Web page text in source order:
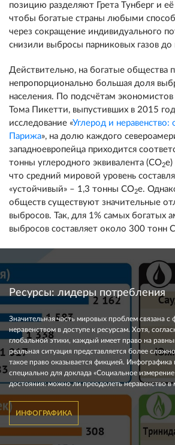
позицию разделяют Грета Тунберг и
чтобы богатые страны любыми
через сокращение индивидуального
снизили выбросы парниковых газов до
Действительно, на богатые общества
непропорционально большая доля
населения. По подсчётам
Тома Пикетти, выпустивших в 2015
исследование «Углерод и
Парижа», на долю каждого
западноевропейца приходится
тонны углеродного эквивалента (CO2e)
что средний мировой уровень
«устойчивый» – 1,3 тонны CO2e.
обществ существуют значительные
выбросов. Так, для 1% самых богатых
выбросов составляет около 300 тонн
Ресурсы: лидеры потребления
Значительная часть мировых проблем связана
неравенством в доступе к ресурсам. Хотя,
глобальной этики, каждый имеет право на
реальная ситуация представляется более
такое право оказывается фикцией. Инфографика
специально для доклада «Социальное
достояния: можно ли преодолеть неравенство в
ИНФОГРАФИКА